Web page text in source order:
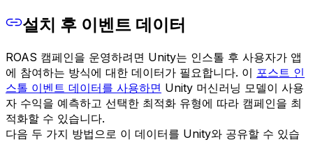
설치 후 이벤트 데이터
ROAS 캠페인을 운영하려면 Unity는 인스톨 후 사용자가 앱
에 참여하는 방식에 대한 데이터가 필요합니다. 이 포스트 인
스톨 이벤트 데이터를 사용하면 Unity 머신러닝 모델이 사용
자 수익을 예측하고 선택한 최적화 유형에 따라 캠페인을 최
적화할 수 있습니다.
다음 두 가지 방법으로 이 데이터를 Unity와 공유할 수 있습